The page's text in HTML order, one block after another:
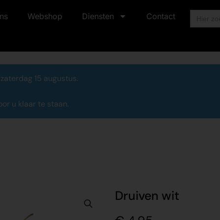
Webshop Diensten Contact
Zoek
15 augustus.
u klaar te staan.
Druiven wit